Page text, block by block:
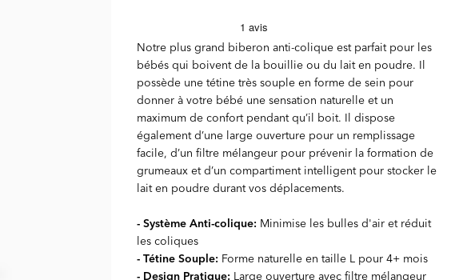
Notre plus grand biberon anti-colique est parfait pour les
bébés qui boivent de la bouillie ou du lait en poudre. Il
possède une tétine très souple en forme de sein pour
donner à votre bébé une sensation naturelle et un
maximum de confort pendant qu’il boit. Il dispose
également d’une large ouverture pour un remplissage
facile, d’un filtre mélangeur pour prévenir la formation de
grumeaux et d’un compartiment intelligent pour stocker le
lait en poudre durant vos déplacements.
- Système Anti-colique: Minimise les bulles d'air et réduit
les coliques
- Tétine Souple: Forme naturelle en taille L pour 4+ mois
- Design Pratique: Large ouverture avec filtre mélangeur